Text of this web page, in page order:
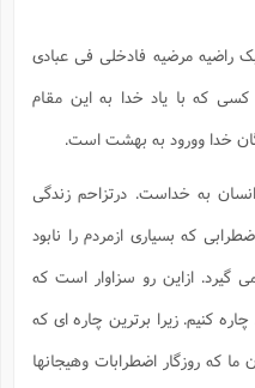
راضیه مرضیه فادخلی فی عبادی
که با یاد خدا به این مقام
خدا وورود به بهشت است.
به خداست. درتزاحم زندگی
که بسیاری ازمردم را نابود
گیرد. ازاین رو سزاوار است که
کنیم. زیرا برترین چاره ای که
که روزگار اضطرابات وهیجانها